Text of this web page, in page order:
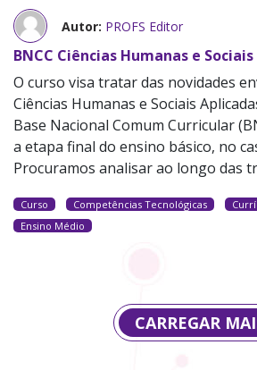
Autor: PROFS Editor
BNCC Ciências Humanas e
O curso visa tratar das novidades
Ciências Humanas e Sociais
Base Nacional Comum Curricular
a etapa final do ensino básico, no
Procuramos analisar ao longo das
Curso Competências Tecnológicas
Ensino Médio
CARREGAR